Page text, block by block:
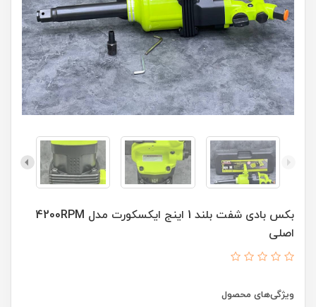
بکس بادی شفت بلند 1 اینج ایکسکورت مدل 4200RPM
اصلی
ویژگی‌های محصول